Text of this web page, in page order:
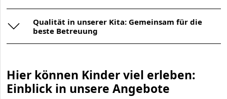
Qualität in unserer Kita: Gemeinsam für die
beste Betreuung
Hier können Kinder viel erleben:
Einblick in unsere Angebote